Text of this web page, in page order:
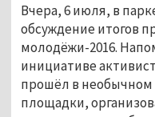
Вчера, 6 июля, в
обсуждение итогов
молодёжи-2016.
инициативе
прошёл в необычном
площадки,